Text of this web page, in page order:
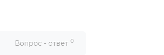
Вопрос - ответ 0